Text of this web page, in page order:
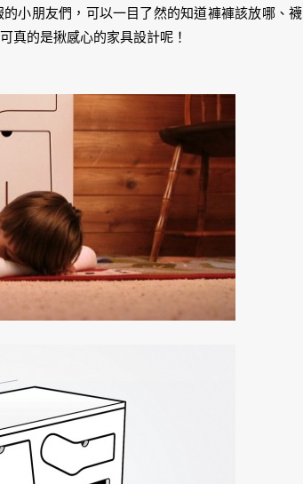
小朋友們，可以一目了然的知道褲褲該放哪、襪
真的是揪感心的家具設計呢！